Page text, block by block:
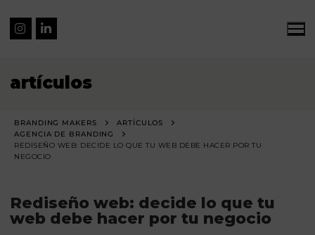
artículos
BRANDING MAKERS
ARTÍCULOS
AGENCIA DE BRANDING
REDISEÑO WEB: DECIDE LO QUE TU WEB DEBE HACER POR TU
NEGOCIO
Rediseño web: decide lo que tu
web debe hacer por tu negocio